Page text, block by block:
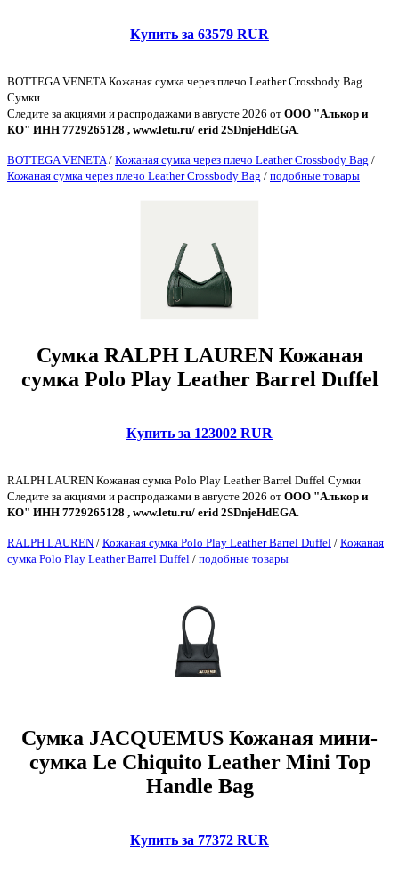
Купить за 63579 RUR
BOTTEGA VENETA Кожаная сумка через плечо Leather Crossbody Bag
Сумки
Следите за акциями и распродажами в августе 2026 от ООО "Алькор и
КО" ИНН 7729265128 , www.letu.ru/ erid 2SDnjeHdEGA.
BOTTEGA VENETA/ Кожаная сумка через плечо Leather Crossbody Bag /
Кожаная сумка через плечо Leather Crossbody Bag / подобные товары
Сумка RALPH LAUREN Кожаная
сумка Polo Play Leather Barrel Duffel
Купить за 123002 RUR
RALPH LAUREN Кожаная сумка Polo Play Leather Barrel Duffel Сумки
Следите за акциями и распродажами в августе 2026 от ООО "Алькор и
КО" ИНН 7729265128 , www.letu.ru/ erid 2SDnjeHdEGA
RALPH LAUREN / Кожаная сумка Polo Play Leather Barrel Duffel / Кожаная
сумка Polo Play Leather Barrel Duffel / подобные товары
Сумка JACQUEMUS Кожаная мини-
сумка Le Chiquito Leather Mini Top
Handle Bag
Купить за 77372 RUR